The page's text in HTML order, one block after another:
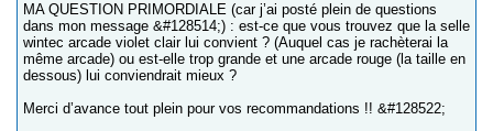
MA QUESTION PRIMORDIALE (car j’ai posté plein de questions
dans mon message &#128514;) : est-ce que vous trouvez que la selle
wintec arcade violet clair lui convient ? (Auquel cas je rachèterai la
même arcade) ou est-elle trop grande et une arcade rouge (la taille en
dessous) lui conviendrait mieux ?
Merci d’avance tout plein pour vos recommandations !! &#128522;